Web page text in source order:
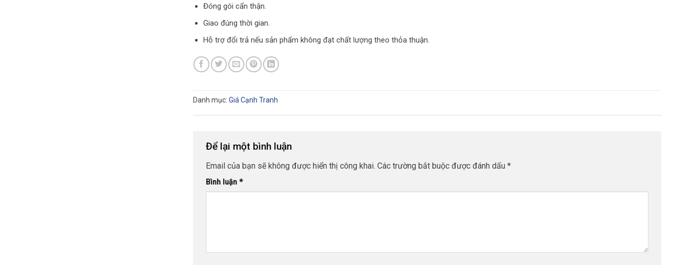
Đóng gói cẩn thận.
Giao đúng thời gian.
Hỗ trợ đổi trả nếu sản phẩm không đạt chất lượng theo thỏa thuận.
Danh mục: Giá Cạnh Tranh
Để lại một bình luận
Email của bạn sẽ không được hiển thị công khai. Các trường bắt buộc được đánh dấu *
Bình luận *